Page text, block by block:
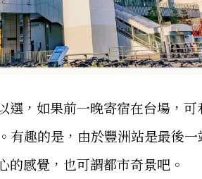
選，如果前一晚寄宿在台場，
趣的是，由於豐洲站是最後一
的感覺，也可謂都市奇景吧。